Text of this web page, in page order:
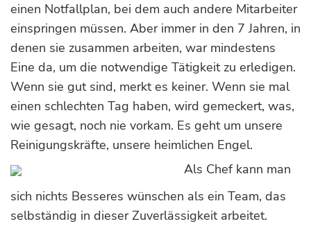
einen Notfallplan, bei dem auch andere Mitarbeiter
einspringen müssen. Aber immer in den 7 Jahren, in
denen sie zusammen arbeiten, war mindestens
Eine da, um die notwendige Tätigkeit zu erledigen.
Wenn sie gut sind, merkt es keiner. Wenn sie mal
einen schlechten Tag haben, wird gemeckert, was,
wie gesagt, noch nie vorkam. Es geht um unsere
Reinigungskräfte, unsere heimlichen Engel.
Als Chef kann man
sich nichts Besseres wünschen als ein Team, das
selbständig in dieser Zuverlässigkeit arbeitet.